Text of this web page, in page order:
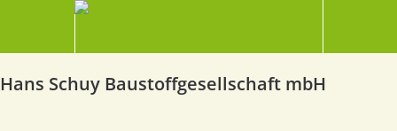
Hans Schuy Baustoffgesellschaft mbH